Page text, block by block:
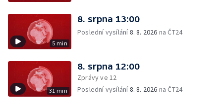
5 min
8. srpna 13:00
Poslední vysílání8. 8. 2026 na ČT24
31 min
8. srpna 12:00
Zprávy ve 12
Poslední vysílání8. 8. 2026 na ČT24